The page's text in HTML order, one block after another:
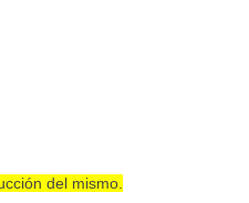
del mismo.